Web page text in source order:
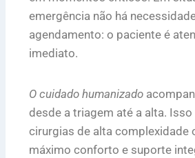
emergência não há
agendamento: o paciente é
imediato.
O cuidado humanizado
desde a triagem até a alta.
cirurgias de alta complexidade
máximo conforto e suporte